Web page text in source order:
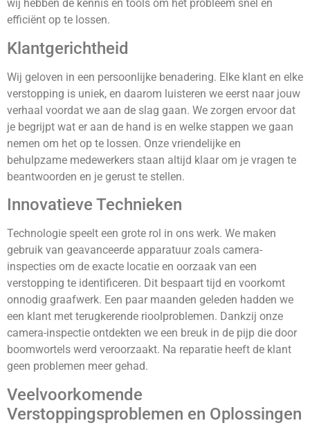
wij hebben de kennis en tools om het probleem snel en
efficiënt op te lossen.
Klantgerichtheid
Wij geloven in een persoonlijke benadering. Elke klant en elke
verstopping is uniek, en daarom luisteren we eerst naar jouw
verhaal voordat we aan de slag gaan. We zorgen ervoor dat
je begrijpt wat er aan de hand is en welke stappen we gaan
nemen om het op te lossen. Onze vriendelijke en
behulpzame medewerkers staan altijd klaar om je vragen te
beantwoorden en je gerust te stellen.
Innovatieve Technieken
Technologie speelt een grote rol in ons werk. We maken
gebruik van geavanceerde apparatuur zoals camera-
inspecties om de exacte locatie en oorzaak van een
verstopping te identificeren. Dit bespaart tijd en voorkomt
onnodig graafwerk. Een paar maanden geleden hadden we
een klant met terugkerende rioolproblemen. Dankzij onze
camera-inspectie ontdekten we een breuk in de pijp die door
boomwortels werd veroorzaakt. Na reparatie heeft de klant
geen problemen meer gehad.
Veelvoorkomende
Verstoppingsproblemen en Oplossingen